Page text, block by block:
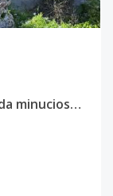
Hermosa casa, diseñada y amueblada minuciosamente